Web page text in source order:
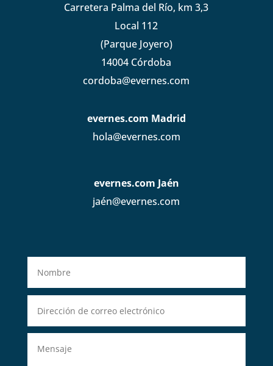
Carretera Palma del Río, km 3,3
Local 112
(Parque Joyero)
14004 Córdoba
cordoba@evernes.com
evernes.com Madrid
hola@evernes.com
evernes.com Jaén
jaén@evernes.com